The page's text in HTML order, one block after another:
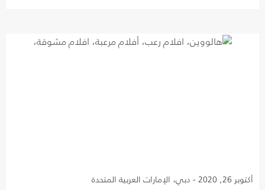
أكتوبر 26, 2020 - دبي، الإمارات العربية المتحدة